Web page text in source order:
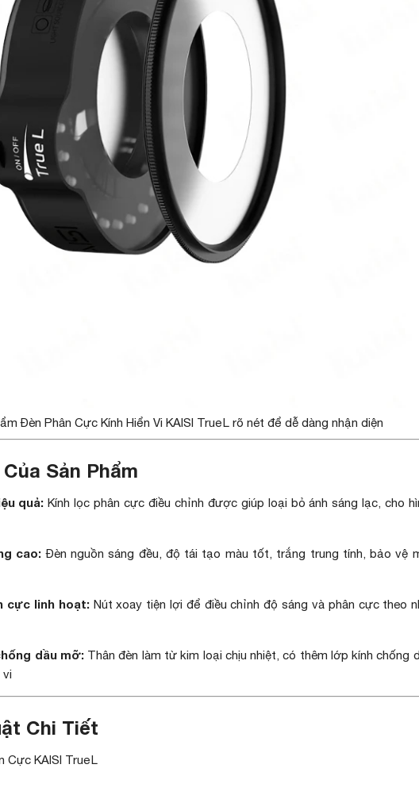
Đèn Phân Cực Kính Hiển Vi KAISI True L rõ nét để dễ dàng nhận diện
Sản Phẩm
quả: Kính lọc phân cực điều chỉnh được giúp loại bỏ ánh sáng lạc, cho
cao: Đèn nguồn sáng đều, độ tái tạo màu tốt, trắng trung tính, bảo vệ
cực linh hoạt:Nút xoay tiện lợi để điều chỉnh độ sáng và phân cực theo
dầu mỡ:Thân đèn làm từ kim loại chịu nhiệt, có thêm lớp kính chống
vi
Chi Tiết
Cực KAISI True L